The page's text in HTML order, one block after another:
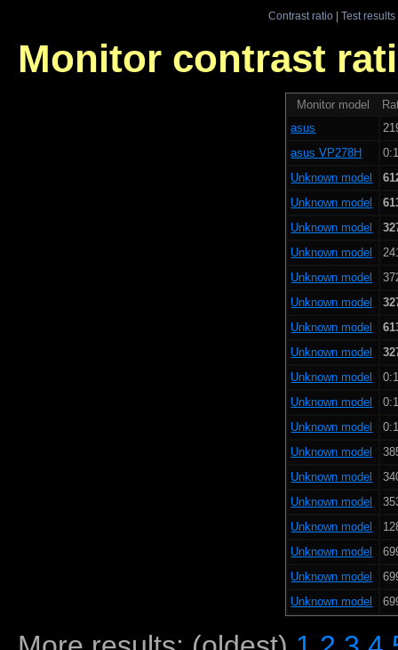
Contrast ratio| Test results
Monitor contrast
Monitor model
asus
asus VP278H
Unknown model
Unknown model
Unknown model
Unknown model
Unknown model
Unknown model
Unknown model
Unknown model
Unknown model
Unknown model
Unknown model
Unknown model
Unknown model
Unknown model
Unknown model
Unknown model
Unknown model
Unknown model